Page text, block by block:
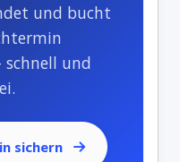
und bucht
und
sichern